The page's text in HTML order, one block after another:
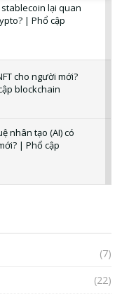
lại quan
| Phổ cập
cho người mới?
blockchain
nhân tạo (AI) có
| Phổ cập
(7)
(22)